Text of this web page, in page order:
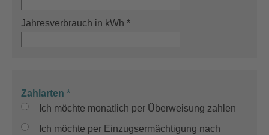
Jahresverbrauch in kWh *
Zahlarten *
Ich möchte monatlich per Überweisung zahlen
Ich möchte per Einzugsermächtigung nach